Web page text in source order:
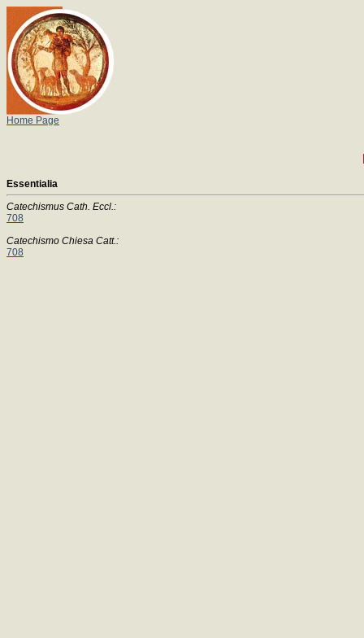
Home Page
Essentialia
Catechismus Cath. Eccl.:
708
Catechismo Chiesa Catt.:
708